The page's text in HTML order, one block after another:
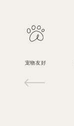
宠物友好